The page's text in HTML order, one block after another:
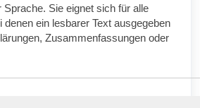
Sprache. Sie eignet sich für alle
denen ein lesbarer Text ausgegeben
Zusammenfassungen oder